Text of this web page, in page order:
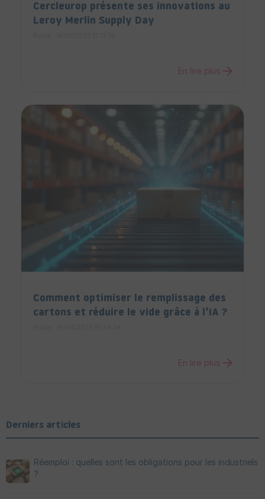
Cercleurop présente ses innovations au
Leroy Merlin Supply Day
En lire plus arrow_forward
Comment optimiser le remplissage des
cartons et réduire le vide grâce à l’IA ?
En lire plus arrow_forward
Derniers articles
Réemploi : quelles sont les obligations pour les industriels
?